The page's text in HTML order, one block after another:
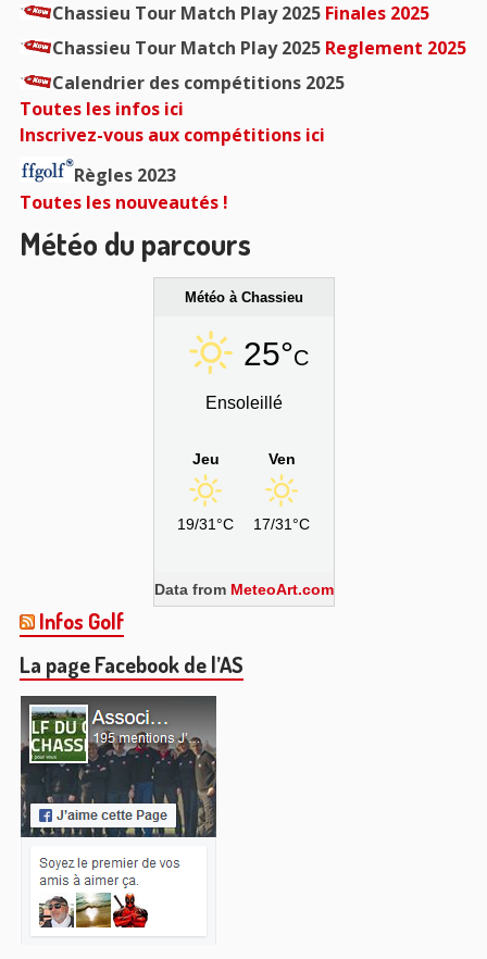
Chassieu Tour Match Play 2025 Finales 2025
Chassieu Tour Match Play 2025 Reglement 2025
Calendrier des compétitions 2025
Toutes les infos ici
Inscrivez-vous aux compétitions ici
Règles 2023
Toutes les nouveautés !
Météo du parcours
Météo à Chassieu
25°C
Ensoleillé
Jeu
19/31°C
Ven
17/31°C
Data from MeteoArt.com
Infos Golf
La page Facebook de l’AS